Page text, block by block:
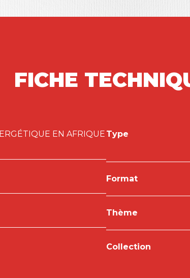
FICHE
EN AFRIQUE Type
Format
Thème
Collection